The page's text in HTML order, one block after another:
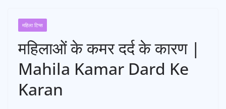
महिला टिप्स
महिलाओं के कमर दर्द के कारण |
Mahila Kamar Dard Ke
Karan